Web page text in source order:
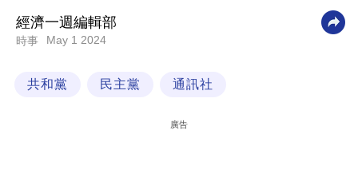
業
科
經濟一週編輯部
時事 May 1 2024
共和黨 民主黨 通訊社
廣告